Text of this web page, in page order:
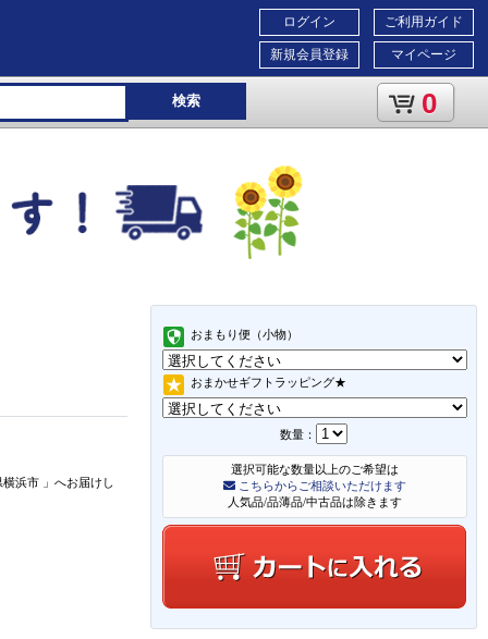
ご利用ガイド
マイページ
ログイン
新規会員登録
検索 0
おまもり便（小物）
おまかせギフトラッピング★
数量：
選択可能な数量以上のご希望は
こちらからご相談いただけます
人気品/品薄品/中古品は除きます
横浜市 」 へお届けし